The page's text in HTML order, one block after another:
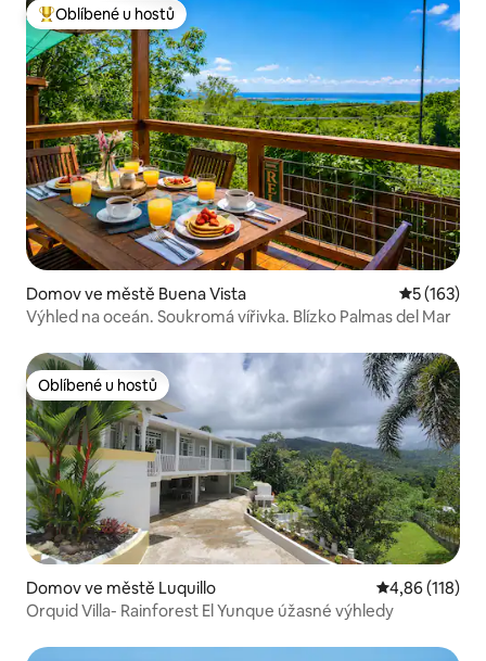
Nejlepší v kategorii Oblíbené u hostů
Oblíbené u hostů
Domov ve městě Buena Vista Průměrné
5 (163)
Výhled na oceán. Soukromá vířivka. Blízko Palmas del Mar
Oblíbené u hostů
Oblíbené u hostů
Domov ve městě Luquillo Průměrné
4,86 (118)
Orquid Villa- Rainforest El Yunque úžasné výhledy